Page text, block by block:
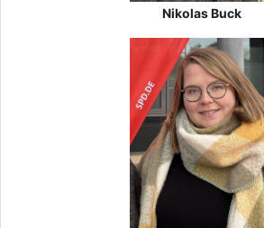
Nikolas Buck